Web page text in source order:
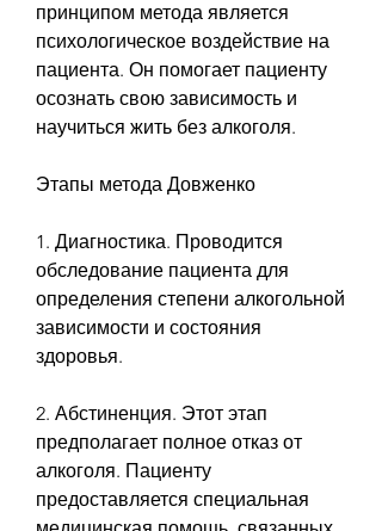
принципом метода является
психологическое воздействие на
пациента. Он помогает пациенту
осознать свою зависимость и
научиться жить без алкоголя.
Этапы метода Довженко
1. Диагностика. Проводится
обследование пациента для
определения степени алкогольной
зависимости и состояния
здоровья.
2. Абстиненция. Этот этап
предполагает полное отказ от
алкоголя. Пациенту
предоставляется специальная